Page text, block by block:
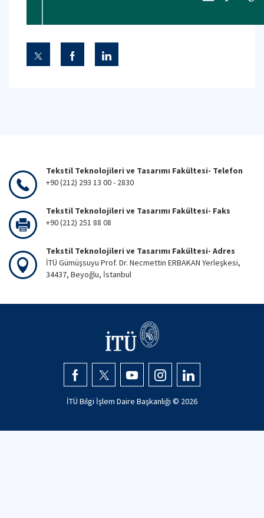
Tekstil Teknolojileri ve Tasarımı Fakültesi- Telefon
+90 (212) 293 13 00 - 2830
Tekstil Teknolojileri ve Tasarımı Fakültesi- Faks
+90 (212) 251 88 08
Tekstil Teknolojileri ve Tasarımı Fakültesi- Adres
İTÜ Gümüşsuyu Prof. Dr. Necmettin ERBAKAN Yerleşkesi,
34437, Beyoğlu, İstanbul
İTÜ Bilgi İşlem Daire Başkanlığı © 2026